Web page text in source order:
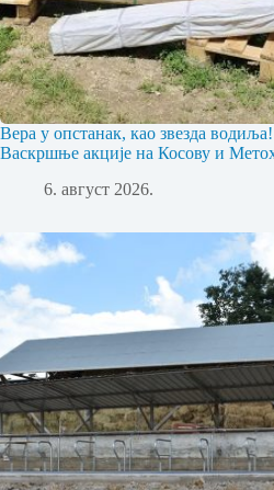
Вера у опстанак, као звезда
Васкршње акције на Косову и
6. август 2026.